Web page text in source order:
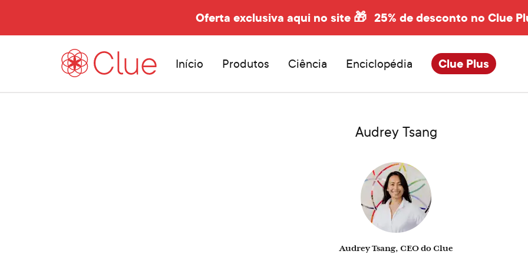
Oferta exclusiva aqui no site 🎁 25% de desconto no Clue
Início Produtos Ciência Enciclopédia Clue Plus
Audrey Tsang
Audrey Tsang, CEO do Clue